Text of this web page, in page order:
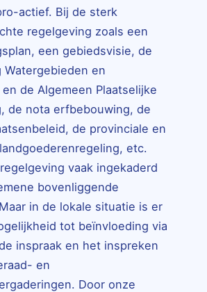
actief. Bij de sterk
regelgeving zoals een
een gebiedsvisie, de
Watergebieden en
de Algemeen Plaatselijke
de nota erfbebouwing, de
de provinciale en
etc.
vaak ingekaderd
bovenliggende
in de lokale situatie is er
tot beïnvloeding via
inspraak en het inspreken
en
Door onze